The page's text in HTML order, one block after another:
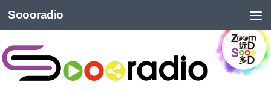
Soooradio